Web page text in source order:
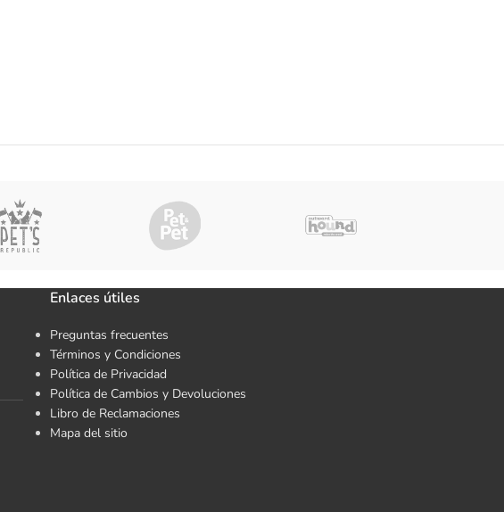
Enlaces útiles
Preguntas frecuentes
Términos y Condiciones
Política de Privacidad
Política de Cambios y Devoluciones
Libro de Reclamaciones
Mapa del sitio